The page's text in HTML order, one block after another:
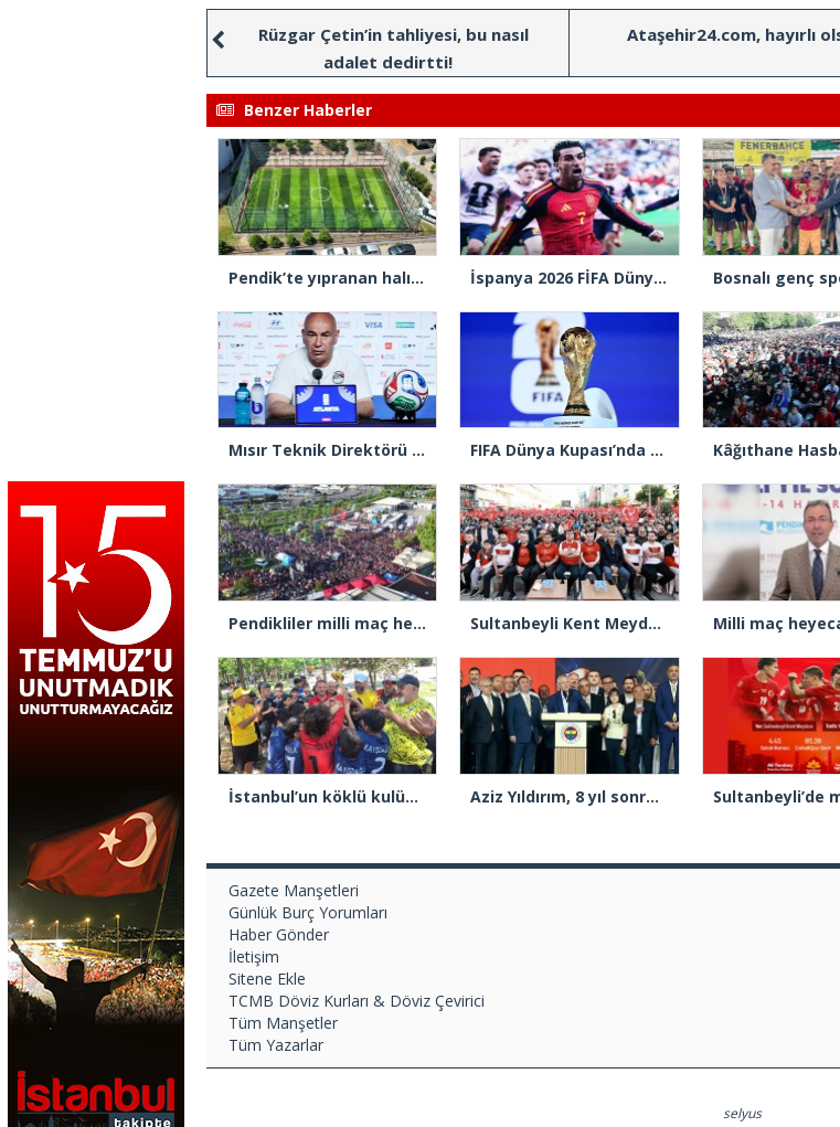
Rüzgar Çetin’in tahliyesi, bu nasıl
adalet dedirtti!
Ataşehir24.com, hayırlı
Benzer Haberler
Pendik’te yıpranan halı sahaları yenileniyor İspanya 2026 FİFA Dünya Şampiyonu
Mısır Teknik Direktörü Hassan: “Dünyada Filistin halkının acısını hissetmeyen, insan olmayı hak etmiyor” FIFA Dünya Kupası’nda son 32 turu eşleşmeleri belli oldu
Pendikliler milli maç heyecanı için sahile akın etti Sultanbeyli Kent Meydanı’nda vatandaşlar milli takım için tek yürek oldu
İstanbul’un köklü kulübü Kayışdağıspor, şampiyon futbolcular yetiştiriyor Aziz Yıldırım, 8 yıl sonra yeniden Fenerbahçe Başkanı seçildi
Gazete Manşetleri
Günlük Burç Yorumları
Haber Gönder
İletişim
Sitene Ekle
TCMB Döviz Kurları & Döviz Çevirici
Tüm Manşetler
Tüm Yazarlar
selyus